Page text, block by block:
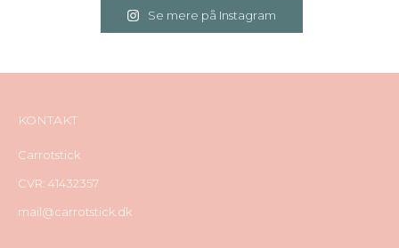
Se mere på Instagram
KONTAKT
Carrotstick
CVR: 41432357
mail@carrotstick.dk